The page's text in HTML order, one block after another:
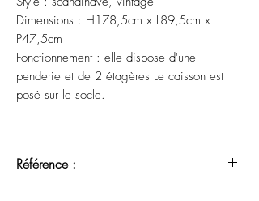
Dimensions : H178,5cm x L89,5cm x
P47,5cm
Fonctionnement : elle dispose d'une
penderie et de 2 étagères Le caisson est
posé sur le socle.
Référence :